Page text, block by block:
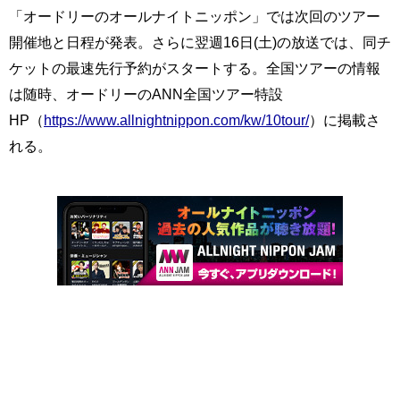
「オードリーのオールナイトニッポン」では次回のツアー
開催地と日程が発表。さらに翌週16日(土)の放送では、同チ
ケットの最速先行予約がスタートする。全国ツアーの情報
は随時、オードリーのANN全国ツアー特設
HP（https://www.allnightnippon.com/kw/10tour/）に掲載さ
れる。